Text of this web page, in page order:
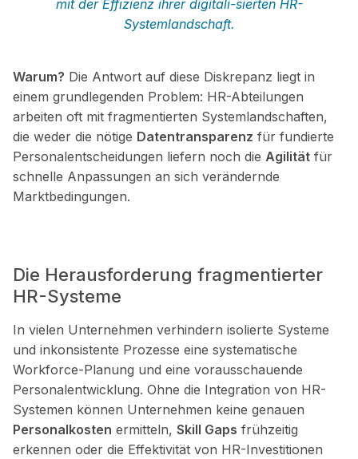
mit der Effizienz ihrer digitali-sierten HR-
Systemlandschaft.
Warum? Die Antwort auf diese Diskrepanz liegt in
einem grundlegenden Problem: HR-Abteilungen
arbeiten oft mit fragmentierten Systemlandschaften,
die weder die nötige Datentransparenz für fundierte
Personalentscheidungen liefern noch die Agilität für
schnelle Anpassungen an sich verändernde
Marktbedingungen.
Die Herausforderung fragmentierter
HR-Systeme
In vielen Unternehmen verhindern isolierte Systeme
und inkonsistente Prozesse eine systematische
Workforce-Planung und eine vorausschauende
Personalentwicklung. Ohne die Integration von HR-
Systemen können Unternehmen keine genauen
Personalkosten ermitteln, Skill Gaps frühzeitig
erkennen oder die Effektivität von HR-Investitionen